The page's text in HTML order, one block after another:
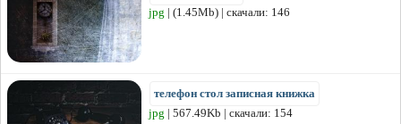
jpg | (1.45Mb) | скачали: 146
телефон стол записная книжка
jpg | 567.49Kb | скачали: 154